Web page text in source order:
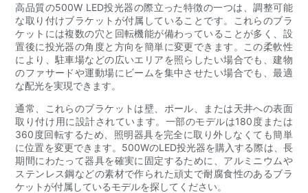
高品質の500W LED投光器の際立った特徴の一つは、調整可能
な取り付けブラケットが付属していることです。これらのブラ
ケットには複数の穴と回転機能が備わっていることが多く、設
置後に投光器の角度と方向を簡単に変更できます。この柔軟性
により、駐車場などの広いエリアを照らしたい場合でも、建物
のファサードや運動場にビームを集中させたい場合でも、最適
な配光を実現できます。
通常、これらのブラケットは壁、ポール、または天井への表面
取り付け用に設計されています。一部のモデルは180度または
360度回転するため、照明器具を完全に取り外しなくても簡単
に位置を変更できます。500WのLED投光器を購入する際は、長
期間にわたって器具を確実に固定するために、アルミニウムや
ステンレス鋼などの素材で作られた頑丈で耐腐食性のあるブラ
ケットが付属しているモデルを探してください。